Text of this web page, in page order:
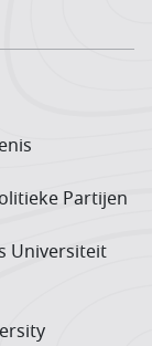
Partijen
Universiteit